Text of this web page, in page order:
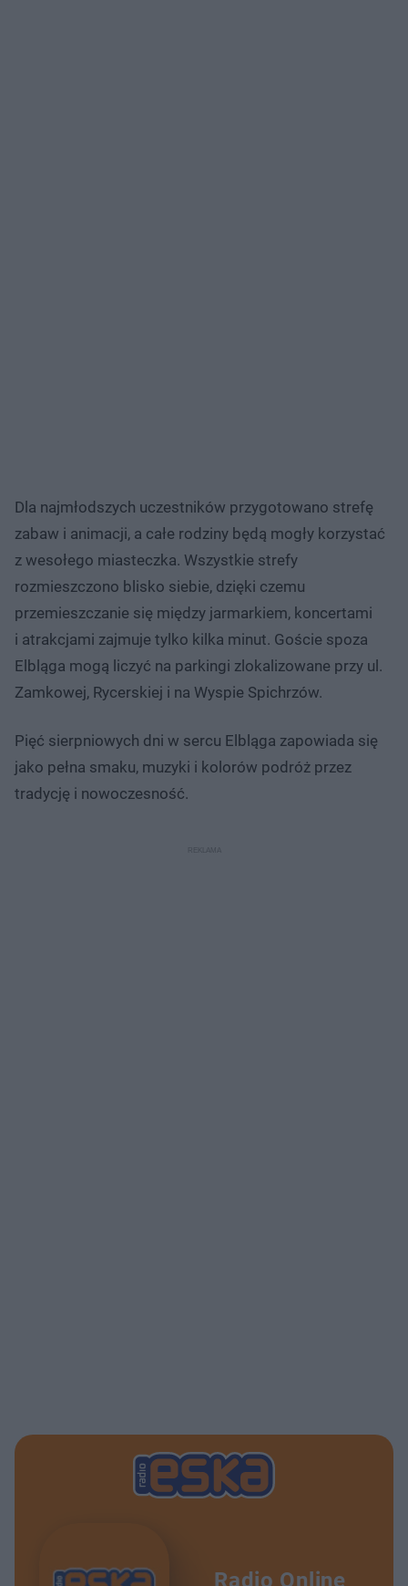
Dla najmłodszych uczestników przygotowano strefę
zabaw i animacji, a całe rodziny będą mogły korzystać
z wesołego miasteczka. Wszystkie strefy
rozmieszczono blisko siebie, dzięki czemu
przemieszczanie się między jarmarkiem, koncertami
i atrakcjami zajmuje tylko kilka minut. Goście spoza
Elbląga mogą liczyć na parkingi zlokalizowane przy ul.
Zamkowej, Rycerskiej i na Wyspie Spichrzów.
Pięć sierpniowych dni w sercu Elbląga zapowiada się
jako pełna smaku, muzyki i kolorów podróż przez
tradycję i nowoczesność.
Radio Online